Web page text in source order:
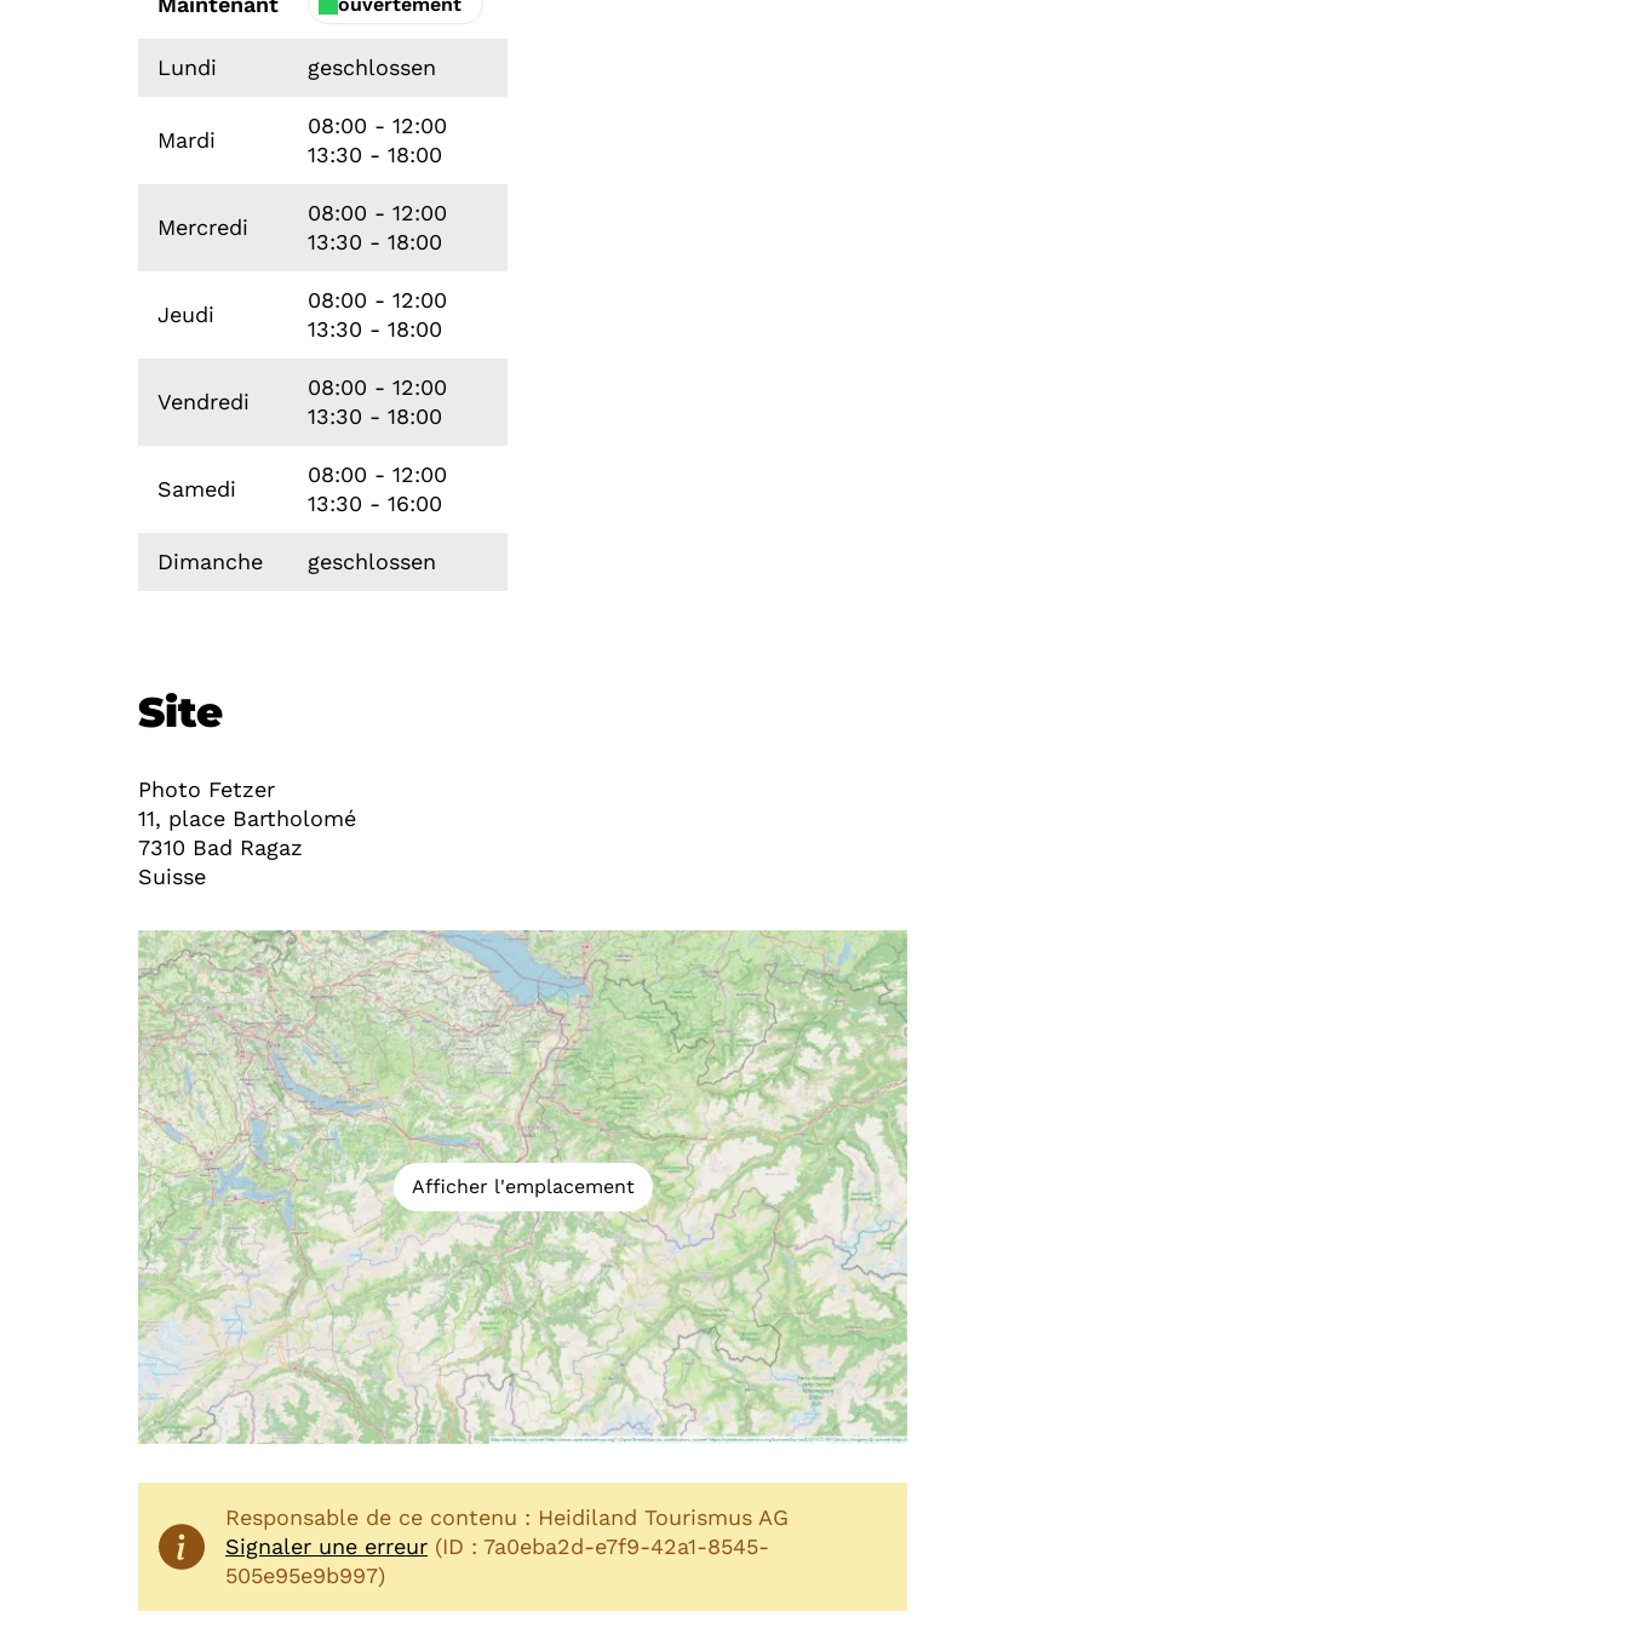
Lundi geschlossen
Mardi
08:00 - 12:00
13:30 - 18:00
Mercredi
08:00 - 12:00
13:30 - 18:00
Jeudi
08:00 - 12:00
13:30 - 18:00
Vendredi
08:00 - 12:00
13:30 - 18:00
Samedi
08:00 - 12:00
13:30 - 16:00
Dimanche geschlossen
Site
Photo Fetzer
11, place Bartholomé
7310 Bad Ragaz
Suisse
Afficher l'emplacement
Responsable de ce contenu : Heidiland Tourismus AG
Signaler une erreur (ID : 7a0eba2d-e7f9-42a1-8545-
505e95e9b997)